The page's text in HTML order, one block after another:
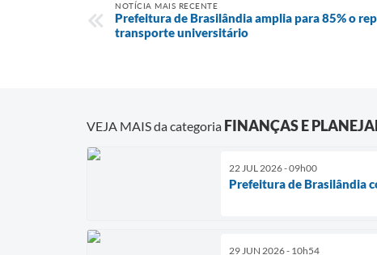
NOTÍCIA MAIS RECENTE
Prefeitura de Brasilândia amplia para 85% o
transporte universitário
VEJA MAIS da categoria FINANÇAS E
22 JUL 2026 - 09h00
Prefeitura de Brasilândia
29 JUN 2026 - 10h54